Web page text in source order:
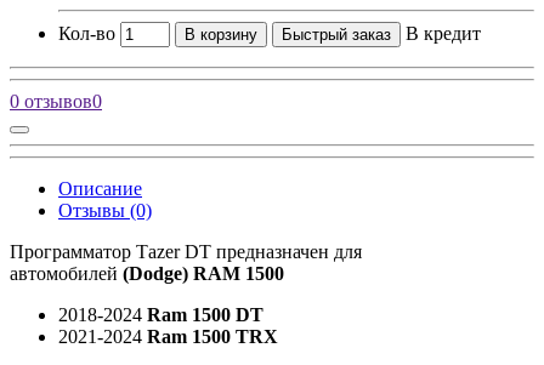
Кол-во В корзину Быстрый заказ В кредит
0 отзывов0
Описание
Отзывы (0)
Программaтop Таzеr DT преднaзначeн для
автомoбилей (Dоdgе) RAМ 1500
2018-2024 Ram 1500 DT
2021-2024 Ram 1500 TRX